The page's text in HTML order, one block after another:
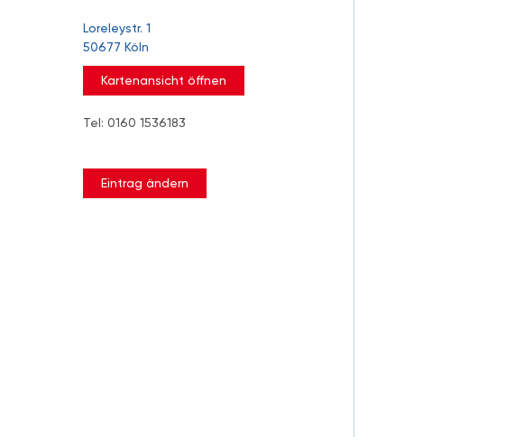
Loreleystr. 1
50677 Köln
Kartenansicht öffnen
Tel: 0160 1536183
Eintrag ändern